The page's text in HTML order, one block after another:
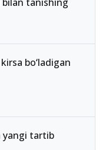
189 Bo‘lib
tanishing
bo‘ladigan